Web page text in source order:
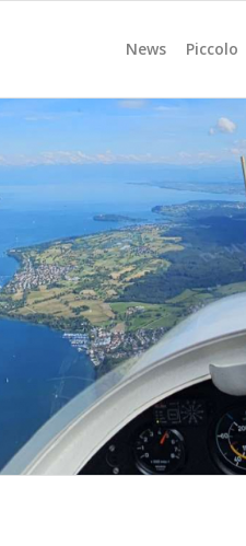
News Piccolo